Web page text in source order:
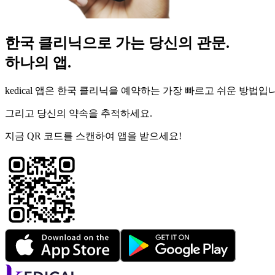
한국 클리닉으로 가는 당신의 관문.
하나의 앱.
kedical 앱은 한국 클리닉을 예약하는 가장 빠르고 쉬운 방법입
그리고 당신의 약속을 추적하세요.
지금 QR 코드를 스캔하여 앱을 받으세요!